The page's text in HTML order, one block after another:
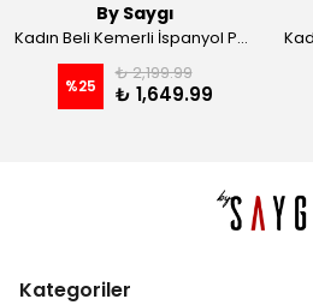
By Saygı
Kadın Beli Kemerli İspanyol Paça Likralı Krep Pantolon - Kahve
%25
₺ 2,199.99
₺ 1,649.99
Kategoriler